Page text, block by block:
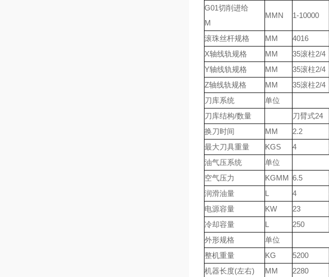
G01切削进给
M
MMN 1-10000
滚珠丝杆规格 MM 4016
X轴线轨规格
MM 35滚柱2/4
Y轴线轨规格
MM 35滚柱2/4
Z轴线轨规格
MM 35滚柱2/4
刀库系统
单位
刀库结构/数量
刀臂式24
换刀时间
MM 2.2
最大刀具重量
KGS 4
油气压系统
单位
空气压力
KGMM 6.5
润滑油量
L 4
电源容量
KW 23
冷却容量
L 250
外形规格
单位
整机重量
KG 5200
机器长度(左右)
MM 2280